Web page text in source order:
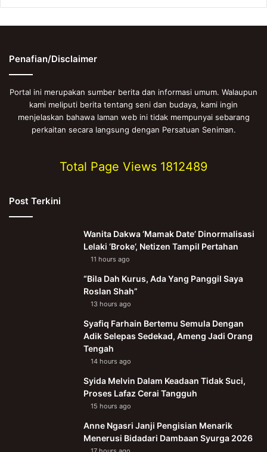
Penafian/Disclaimer
Portal ini merupakan sumber berita dan informasi umum. Walaupun
kami meliputi berita tentang seni dan budaya, kami ingin
menjelaskan bahawa laman web ini tidak mempunyai sebarang
perkaitan secara langsung dengan Persatuan Seniman.
Total Page Views 1812489
Post Terkini
Wanita Dakwa ‘Mamak Date’ Dinormalisasi
Lelaki ‘Broke’, Netizen Tampil Pertahan
11 hours ago
“Bila Dah Kurus, Ada Yang Panggil Saya
Roslan Shah”
13 hours ago
Syafiq Farhain Bertemu Semula Dengan
Adik Selepas Sedekad, Ameng Jadi Orang
Tengah
14 hours ago
Syida Melvin Dalam Keadaan Tidak Suci,
Proses Lafaz Cerai Tangguh
15 hours ago
Anne Ngasri Janji Pengisian Menarik
Menerusi Bidadari Dambaan Syurga 2026